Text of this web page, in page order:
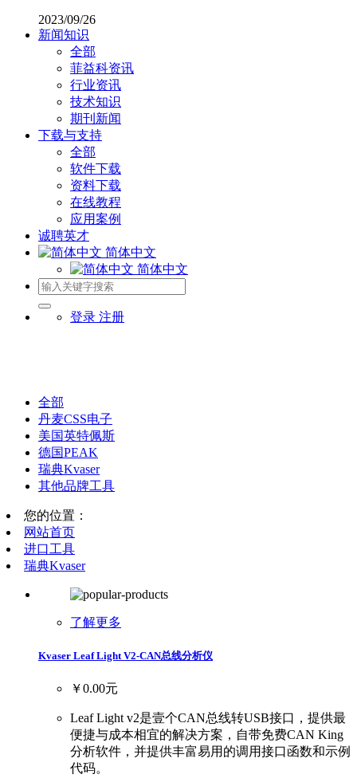
2023/09/26
新闻知识
全部
菲益科资讯
行业资讯
技术知识
期刊新闻
下载与支持
全部
软件下载
资料下载
在线教程
应用案例
诚聘英才
简体中文
简体中文
登录 注册
全部
丹麦CSS电子
美国英特佩斯
德国PEAK
瑞典Kvaser
其他品牌工具
您的位置：
网站首页
进口工具
瑞典Kvaser
了解更多
Kvaser Leaf Light V2-CAN总线分析仪
￥0.00元
Leaf Light v2是壹个CAN总线转USB接口，提供最
便捷与成本相宜的解决方案，自带免费CAN King
分析软件，并提供丰富易用的调用接口函数和示例
代码。